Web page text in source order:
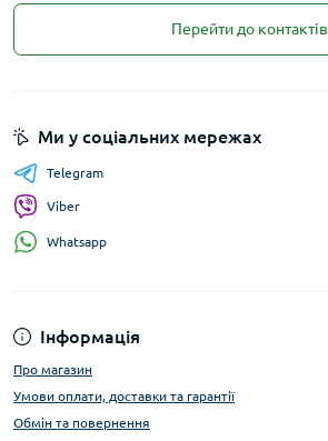
Перейти до контактів
Інформація
Про магазин
Умови оплати, доставки та гарантії
Обмін та повернення
Ми у соціальних мережах
Telegram
Viber
Whatsapp